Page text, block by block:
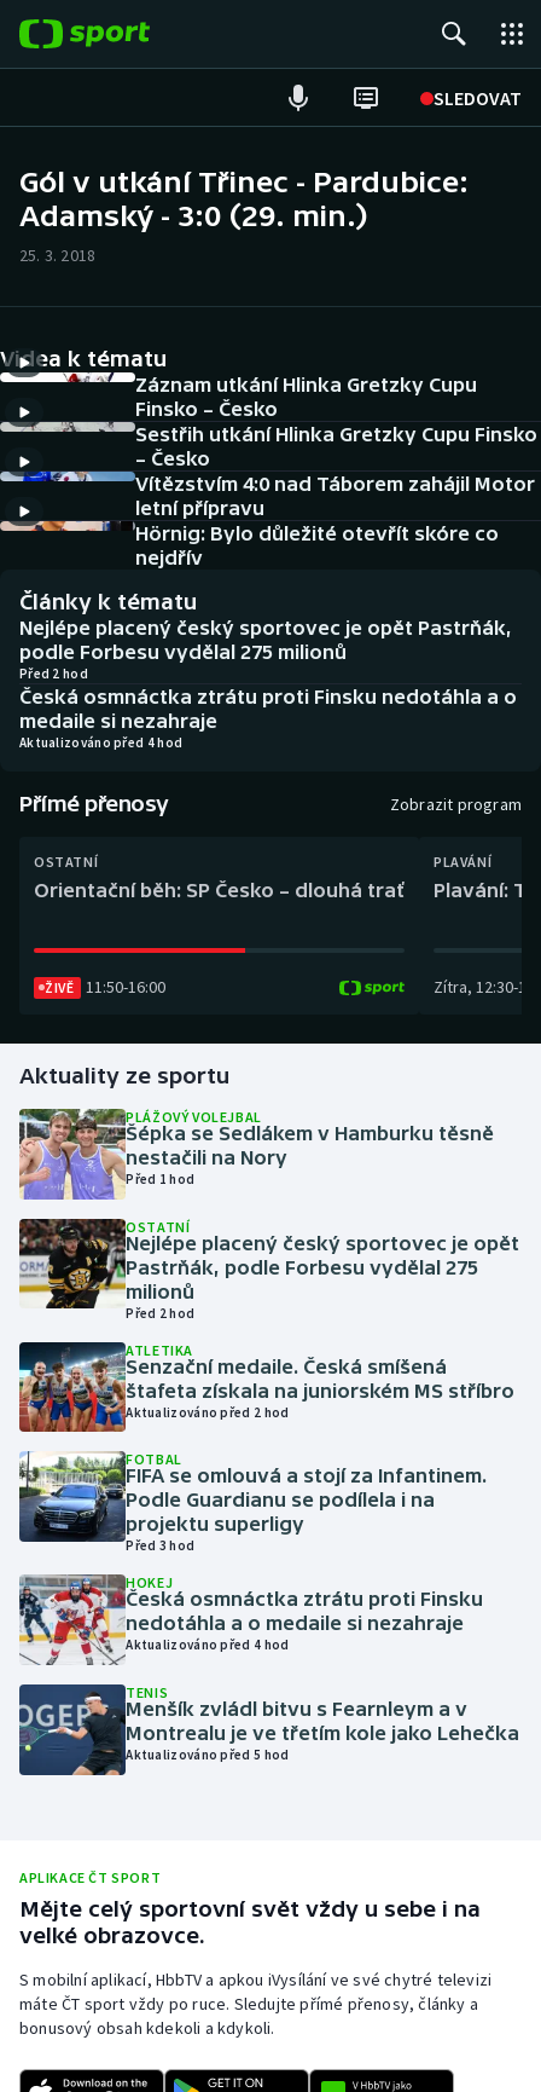
SLEDOVAT
Hokej
Cyklistika
DALŠÍ SPORTY
Americký fotbal
Baseball a softbal
Basketbal
Biatlon
Boby a skeleton
Box
Curling
Golf
Gymnastika
Házená
Jezdectví
Judo
Krasobruslení
Lezení
Lyže a snowboard
Moderní pětiboj
Motorsport
Olympijské hry
Parasport
Plavání
Rychlostní kanoistika
Short track
NEPŘEHLÉDNĚTE
Historické návraty
Aplikace ČT sport
AZ kvíz
Gól v utkání Třinec - Pardubice:
Adamský - 3:0 (29. min.)
25. 3. 2018
Videa k tématu
Záznam utkání Hlinka Gretzky Cupu
Finsko – Česko
Sestřih utkání Hlinka Gretzky Cupu Finsko
– Česko
Vítězstvím 4:0 nad Táborem zahájil Motor
letní přípravu
Hörnig: Bylo důležité otevřít skóre co
nejdřív
Články k tématu
Nejlépe placený český sportovec je opět Pastrňák,
podle Forbesu vydělal 275 milionů
Před 2 hod
Česká osmnáctka ztrátu proti Finsku nedotáhla a o
medaile si nezahraje
Aktualizováno před 4 hod
Přímé přenosy Zobrazit program
OSTATNÍ
Orientační běh: SP Česko – dlouhá trať
ŽIVĚ 11:50-16:00
PLAVÁNÍ
Plavání:
Zítra, 12:30-
Aktuality ze sportu
PLÁŽOVÝ VOLEJBAL
Šépka se Sedlákem v Hamburku těsně
nestačili na Nory
Před 1 hod
OSTATNÍ
Nejlépe placený český sportovec je opět
Pastrňák, podle Forbesu vydělal 275
milionů
Před 2 hod
ATLETIKA
Senzační medaile. Česká smíšená
štafeta získala na juniorském MS stříbro
Aktualizováno před 2 hod
FOTBAL
FIFA se omlouvá a stojí za Infantinem.
Podle Guardianu se podílela i na
projektu superligy
Před 3 hod
HOKEJ
Česká osmnáctka ztrátu proti Finsku
nedotáhla a o medaile si nezahraje
Aktualizováno před 4 hod
TENIS
Menšík zvládl bitvu s Fearnleym a v
Montrealu je ve třetím kole jako Lehečka
Aktualizováno před 5 hod
APLIKACE ČT SPORT
Mějte celý sportovní svět vždy u sebe i na
velké obrazovce.
S mobilní aplikací, HbbTV a apkou iVysílání ve své chytré televizi
máte ČT sport vždy po ruce. Sledujte přímé přenosy, články a
bonusový obsah kdekoli a kdykoli.